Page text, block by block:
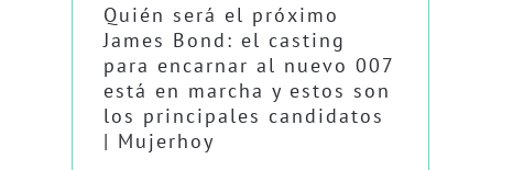
Quién será el próximo
James Bond: el casting
para encarnar al nuevo 007
está en marcha y estos son
los principales candidatos
| Mujerhoy